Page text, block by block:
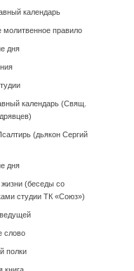
календарь
молитвенное правило
дня
календарь (Свящ.
(дьякон Сергий
дня
(беседы со
студии ТК «Союз»)
слово
полки